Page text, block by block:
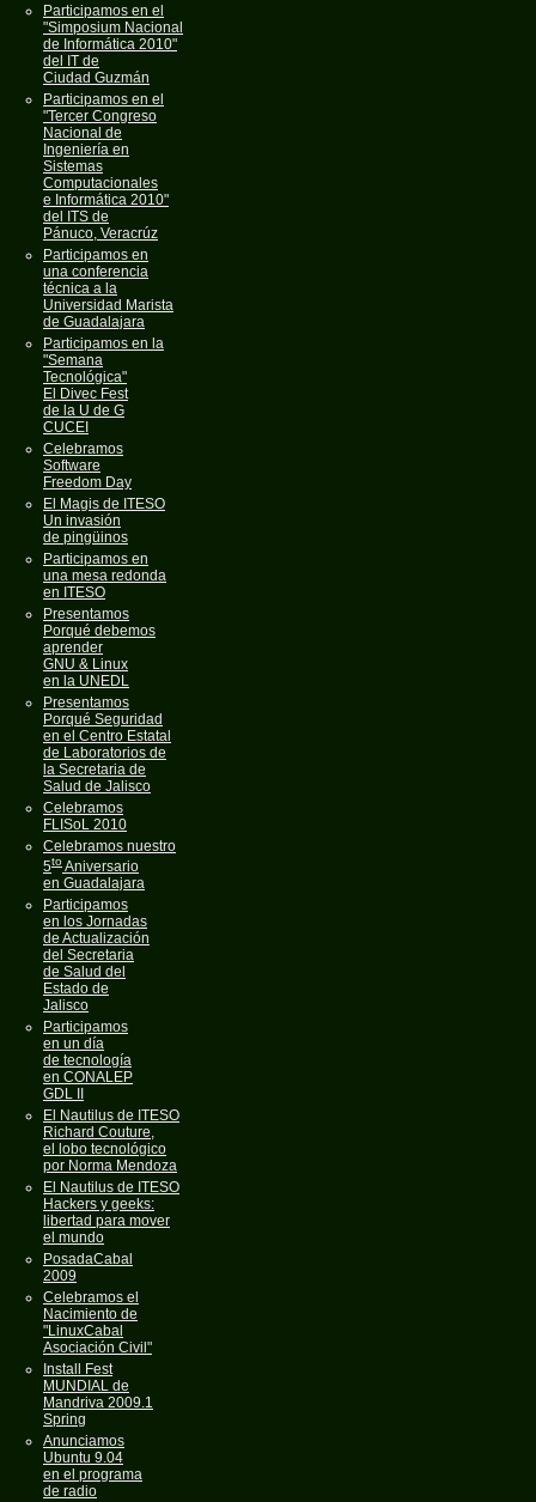
Participamos en el
"Simposium Nacional
de Informática 2010"
del IT de
Ciudad Guzmán
Participamos en el
"Tercer Congreso
Nacional de
Ingeniería en
Sistemas
Computacionales
e Informática 2010"
del ITS de
Pánuco, Veracrúz
Participamos en
una conferencia
técnica a la
Universidad Marista
de Guadalajara
Participamos en la
"Semana
Tecnológica"
El Divec Fest
de la U de G
CUCEI
Celebramos
Software
Freedom Day
El Magis de ITESO
Un invasión
de pingüinos
Participamos en
una mesa redonda
en ITESO
Presentamos
Porqué debemos
aprender
GNU & Linux
en la UNEDL
Presentamos
Porqué Seguridad
en el Centro Estatal
de Laboratorios de
la Secretaria de
Salud de Jalisco
Celebramos
FLISoL 2010
Celebramos nuestro
5toAniversario
en Guadalajara
Participamos
en los Jornadas
de Actualización
del Secretaria
de Salud del
Estado de
Jalisco
Participamos
en un día
de tecnología
en CONALEP
GDL II
El Nautilus de ITESO
Richard Couture,
el lobo tecnológico
por Norma Mendoza
El Nautilus de ITESO
Hackers y geeks:
libertad para mover
el mundo
PosadaCabal
2009
Celebramos el
Nacimiento de
"LinuxCabal
Asociación Civil"
Install Fest
MUNDIAL de
Mandriva 2009.1
Spring
Anunciamos
Ubuntu 9.04
en el programa
de radio